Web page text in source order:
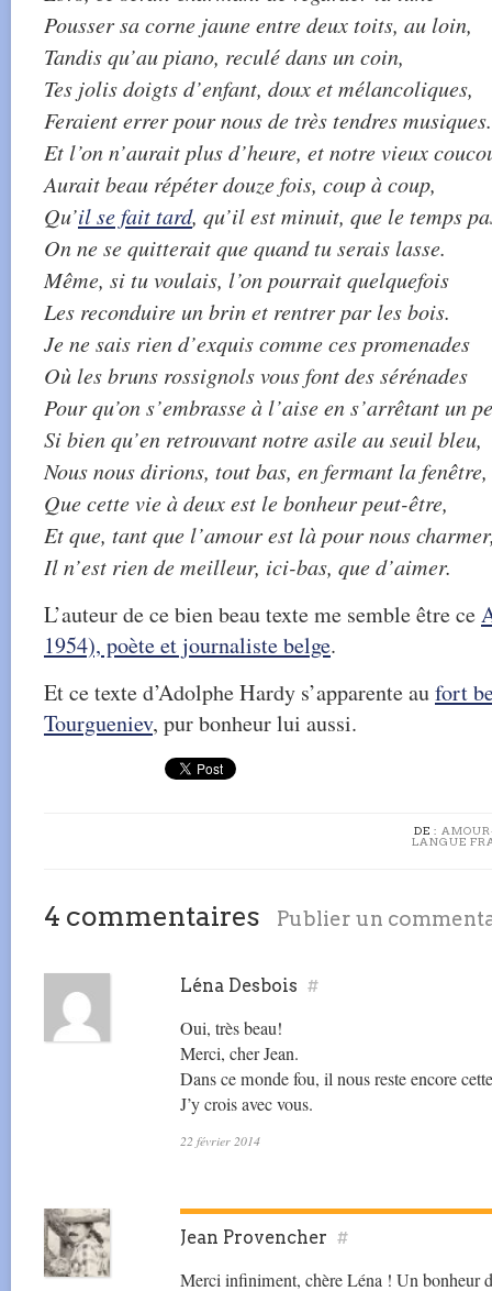
Pousser sa corne jaune entre deux toits, au loin,
Tandis qu’au piano, reculé dans un coin,
Tes jolis doigts d’enfant, doux et mélancoliques,
Feraient errer pour nous de très tendres musiques.
Et l’on n’aurait plus d’heure, et notre vieux
Aurait beau répéter douze fois, coup à coup,
Qu’il se fait tard, qu’il est minuit, que le temps
On ne se quitterait que quand tu serais lasse.
Même, si tu voulais, l’on pourrait quelquefois
Les reconduire un brin et rentrer par les bois.
Je ne sais rien d’exquis comme ces promenades
Où les bruns rossignols vous font des sérénades
Pour qu’on s’embrasse à l’aise en s’arrêtant un
Si bien qu’en retrouvant notre asile au seuil bleu,
Nous nous dirions, tout bas, en fermant la fenêtre,
Que cette vie à deux est le bonheur peut-être,
Et que, tant que l’amour est là pour nous
Il n’est rien de meilleur, ici-bas, que d’aimer.
L’auteur de ce bien beau texte me semble être ce
1954), poète et journaliste belge.
Et ce texte d’Adolphe Hardy s’apparente aufort
Tourgueniev, pur bonheur lui aussi.
DE :
LANGUE
4 commentaires Publier un
Léna Desbois #
Oui, très beau!
Merci, cher Jean.
Dans ce monde fou, il nous reste encore
J’y crois avec vous.
22 février 2014
Jean Provencher #
Merci infiniment, chère Léna ! Un bonheur